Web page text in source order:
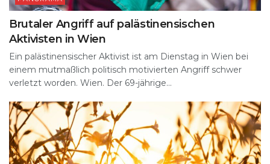
Brutaler Angriff auf palästinensischen
Aktivisten in Wien
Ein palästinensischer Aktivist ist am Dienstag in Wien bei
einem mutmaßlich politisch motivierten Angriff schwer
verletzt worden. Wien. Der 69-jährige...